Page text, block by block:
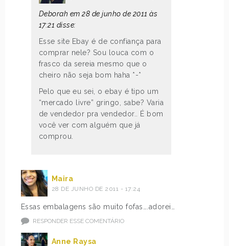
Deborah em 28 de junho de 2011 às
17:21 disse:
Esse site Ebay é de confiança para
comprar nele? Sou louca com o
frasco da sereia mesmo que o
cheiro não seja bom haha *-*
Pelo que eu sei, o ebay é tipo um
“mercado livre” gringo, sabe? Varia
de vendedor pra vendedor.. É bom
você ver com alguém que já
comprou.
Maira
28 DE JUNHO DE 2011 - 17:24
Essas embalagens são muito fofas….adorei…
RESPONDER ESSE COMENTÁRIO
Anne Raysa